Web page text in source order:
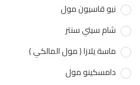
نيو قاسيون مول
شام سيتي سنتر
ماسة يلازا ( مول المالكي )
دامسكينو مول